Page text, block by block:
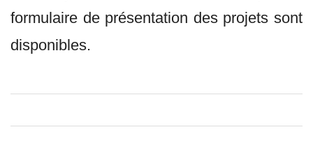
formulaire de présentation des projets sont
disponibles.